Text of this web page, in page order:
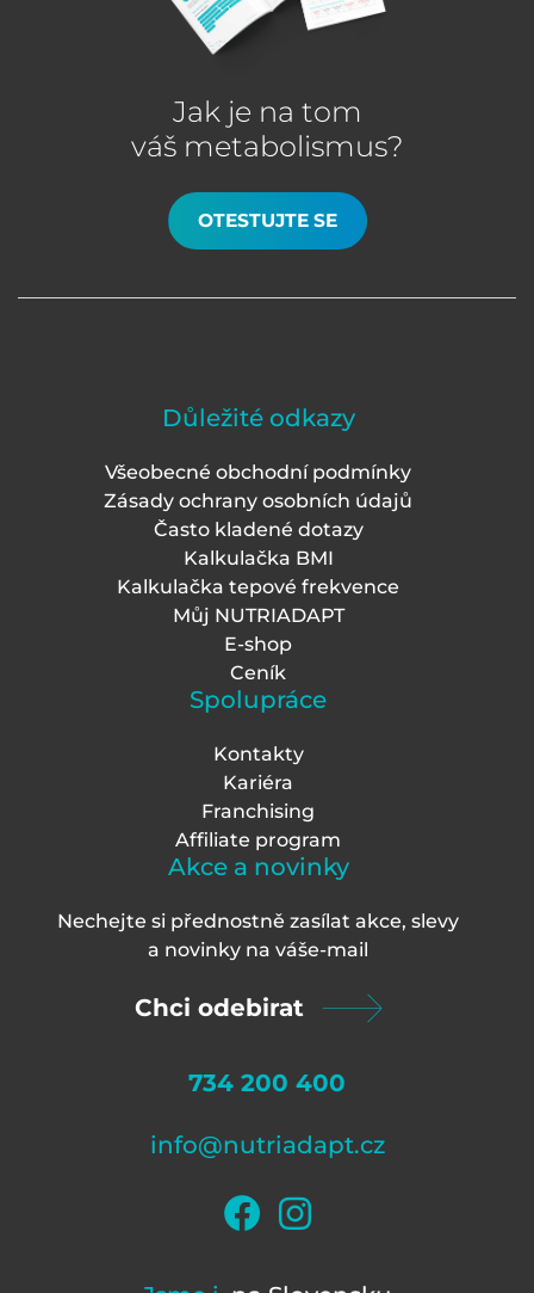
Jak je na tom
váš metabolismus?
OTESTUJTE SE
Důležité odkazy
Všeobecné obchodní podmínky
Zásady ochrany osobních údajů
Často kladené dotazy
Kalkulačka BMI
Kalkulačka tepové frekvence
Můj NUTRIADAPT
E-shop
Ceník
Spolupráce
Kontakty
Kariéra
Franchising
Affiliate program
Akce a novinky
Nechejte si přednostně zasílat akce, slevy
a novinky na váše-mail
Chci odebirat
734 200 400
info@nutriadapt.cz